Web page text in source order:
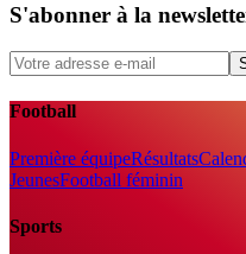
S'abonner à la
Football
Première équipeRésultats
JeunesFootball féminin
Sports